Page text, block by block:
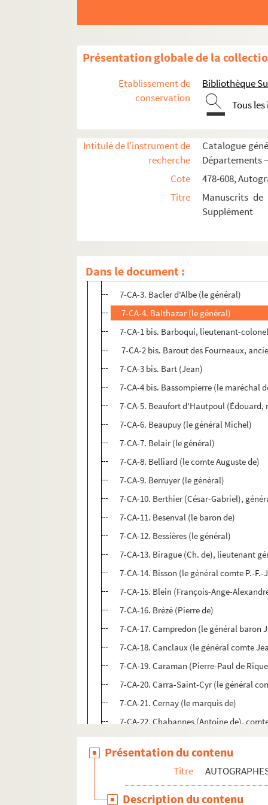
Présentation globale de la
Etablissement de
conservation
Bibliothèque
Tous
Intitulé de l'instrument de
recherche
Catalogue
Départements
Cote
478-608,
Titre
Manuscrits
Supplément
Dans le document :
574. « Estat des affaires faites depuis la
575. Manœuvres de la cavalerie
576-607. Collection des mémoires des
608. Description de l'Etna. Précis d'un
AUTOGRAPHES
Carton 2 : personnages liés de près ou
Carton 3 : famille Bourbon et branches
Carton 4 : hommes politiques
Carton 5 : hommes politiques
Carton 6 : hauts gradés militaires :
7-CA-1. Albert (le baron)
7-CA-2. Allemand (le vice-amiral)
7-CA-3. Bacler d'Albe (le général)
7-CA-4. Balthazar (le général)
7-CA-1 bis. Barboqui, lieutenant-
7-CA-2 bis. Barout des Fourneaux,
7-CA-3 bis. Bart (Jean)
7-CA-4 bis. Bassompierre (le maréchal
7-CA-5. Beaufort d'Hautpoul (Édouard,
7-CA-6. Beaupuy (le général Michel)
7-CA-7. Belair (le général)
7-CA-8. Belliard (le comte Auguste de)
7-CA-9. Berruyer (le général)
7-CA-10. Berthier (César-Gabriel),
7-CA-11. Besenval (le baron de)
7-CA-12. Bessières (le général)
7-CA-13. Birague (Ch. de), lieutenant
7-CA-14. Bisson (le général comte P.-F.-
7-CA-15. Blein (François-Ange-
7-CA-16. Brézé (Pierre de)
7-CA-17. Campredon (le général baron
7-CA-18. Canclaux (le général comte
7-CA-19. Caraman (Pierre-Paul de
7-CA-20. Carra-Saint-Cyr (le général
7-CA-21. Cernay (le marquis de)
7-CA-22. Chabannes (Antoine de),
7-CA-23. Chabran (le général comte de)
7-CA-24. Charbonnier (le général)
7-CA-25. Cormatin-Desoteux (Pierre-
7-CA-26. Coutard (le général comte
Présentation du contenu
Titre
Description du contenu